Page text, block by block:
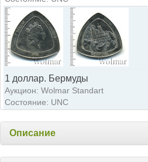
1 доллар. Бермуды
Аукцион: Wolmar Standart
Состояние: UNC
Описание